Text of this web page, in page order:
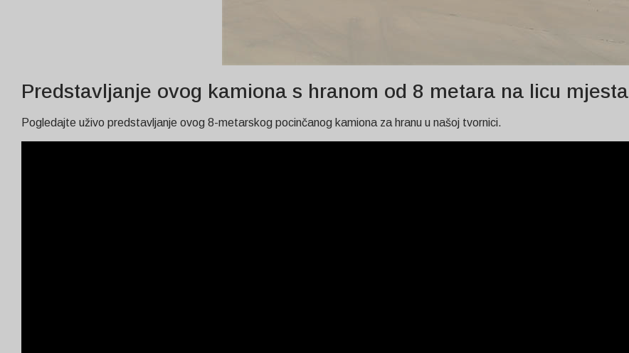
Predstavljanje ovog kamiona s hranom od 8 metara na licu mjesta
Pogledajte uživo predstavljanje ovog 8-metarskog pocinčanog kamiona za hranu u našoj tvornici.